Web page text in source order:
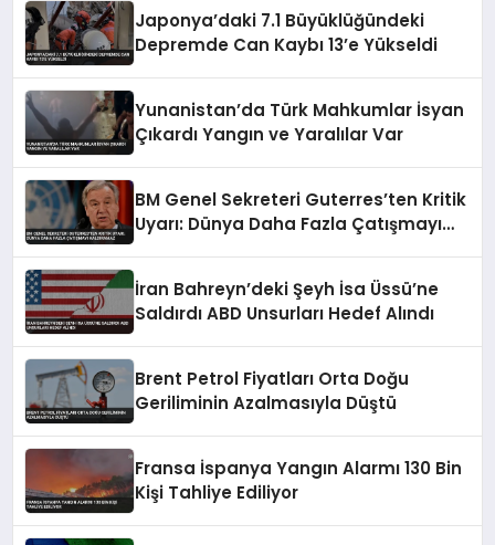
Japonya’daki 7.1 Büyüklüğündeki
Depremde Can Kaybı 13’e Yükseldi
Yunanistan’da Türk Mahkumlar İsyan
Çıkardı Yangın ve Yaralılar Var
BM Genel Sekreteri Guterres’ten Kritik
Uyarı: Dünya Daha Fazla Çatışmayı
İran Bahreyn’deki Şeyh İsa Üssü’ne
Saldırdı ABD Unsurları Hedef Alındı
Brent Petrol Fiyatları Orta Doğu
Geriliminin Azalmasıyla Düştü
Fransa İspanya Yangın Alarmı 130 Bin
Kişi Tahliye Ediliyor